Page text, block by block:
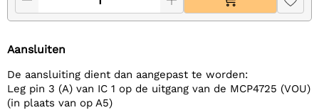
Aansluiten
De aansluiting dient dan aangepast te worden:
Leg pin 3 (A) van IC 1 op de uitgang van de MCP4725 (VOU)
(in plaats van op A5)